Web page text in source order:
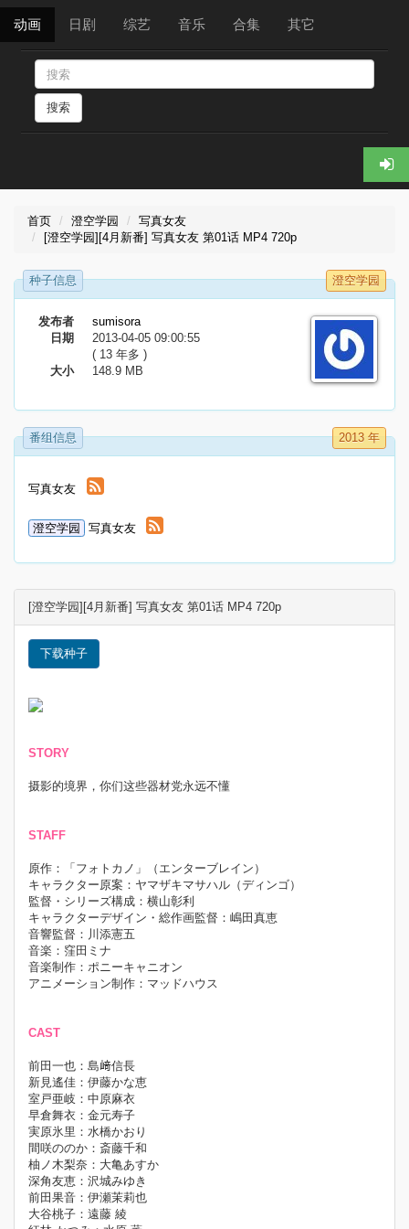
动画 日剧 综艺 音乐 合集 其它
搜索
首页 澄空学园
写真女友
[澄空学园][4月新番] 写真女友 第01话 MP4 720p
种子信息 澄空学园
发布者
sumisora
日期
2013-04-05 09:00:55
( 13 年多 )
大小
148.9 MB
番组信息 2013 年
写真女友
澄空学园 写真女友
[澄空学园][4月新番] 写真女友 第01话 MP4 720p
下载种子
STORY
摄影的境界，你们这些器材党永远不懂
STAFF
原作：「フォトカノ」（エンターブレイン）
キャラクター原案：ヤマザキマサハル（ディンゴ）
監督・シリーズ構成：横山彰利
キャラクターデザイン・総作画監督：嶋田真恵
音響監督：川添憲五
音楽：窪田ミナ
音楽制作：ポニーキャニオン
アニメーション制作：マッドハウス
CAST
前田一也：島﨑信長
新見遙佳：伊藤かな恵
室戸亜岐：中原麻衣
早倉舞衣：金元寿子
実原氷里：水橋かおり
間咲ののか：斎藤千和
柚ノ木梨奈：大亀あすか
深角友恵：沢城みゆき
前田果音：伊瀬茉莉也
大谷桃子：遠藤 綾